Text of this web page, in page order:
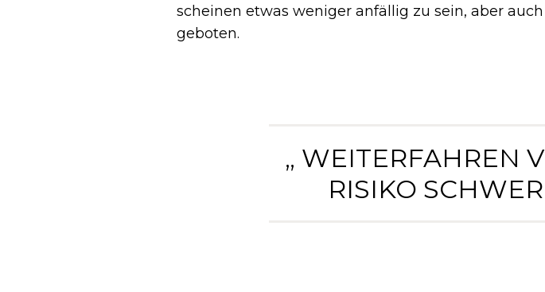
scheinen etwas weniger anfällig zu sein, aber
geboten.
„ WEITERFAHREN
ISIKO